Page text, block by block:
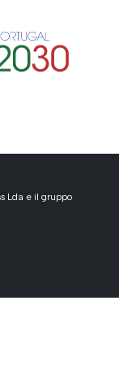
Lda e il gruppo